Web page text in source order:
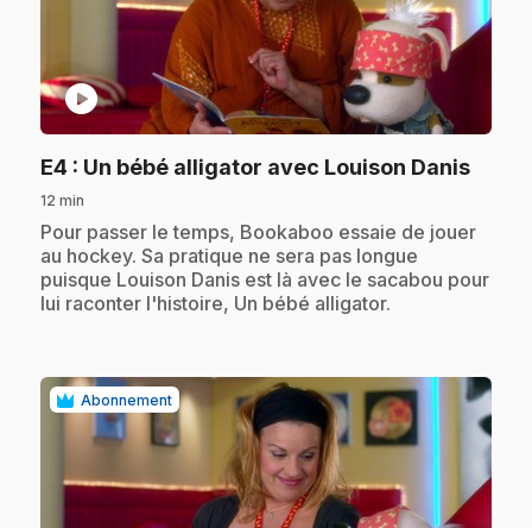
play_circle
E4 : Un bébé alligator avec Louison Danis.
12 min
.Pour passer le temps, Bookaboo essaie de jouer
au hockey. Sa pratique ne sera pas longue
puisque Louison Danis est là avec le sacabou pour
lui raconter l'histoire, Un bébé alligator.
Abonnement